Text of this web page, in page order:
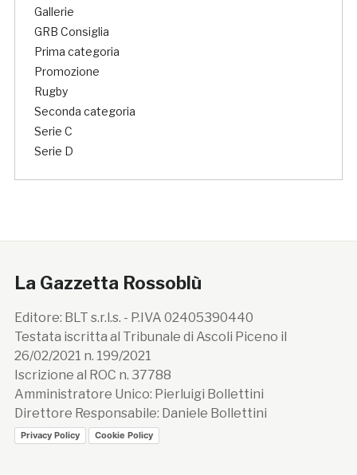
Gallerie
GRB Consiglia
Prima categoria
Promozione
Rugby
Seconda categoria
Serie C
Serie D
La Gazzetta Rossoblù
Editore: BLT s.r.l.s. - P.IVA 02405390440
Testata iscritta al Tribunale di Ascoli Piceno il
26/02/2021 n. 199/2021
Iscrizione al ROC n. 37788
Amministratore Unico: Pierluigi Bollettini
Direttore Responsabile: Daniele Bollettini
Privacy Policy Cookie Policy